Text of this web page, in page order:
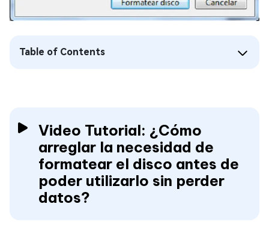
Table of Contents
Video Tutorial: ¿Cómo
arreglar la necesidad de
formatear el disco antes de
poder utilizarlo sin perder
datos?